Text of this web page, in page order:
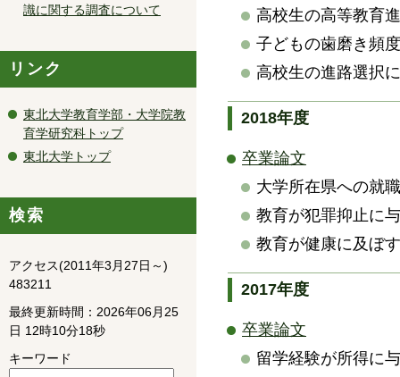
高校生の高等教育
子どもの歯磨き頻
高校生の進路選択
2018年度
卒業論文
大学所在県への就
教育が犯罪抑止に
教育が健康に及ぼ
2017年度
卒業論文
留学経験が所得に
識に関する調査について
リンク
東北大学教育学部・大学院教
育学研究科トップ
東北大学トップ
検索
アクセス(2011年3月27日～)
483211
最終更新時間：2026年06月25
日 12時10分18秒
キーワード